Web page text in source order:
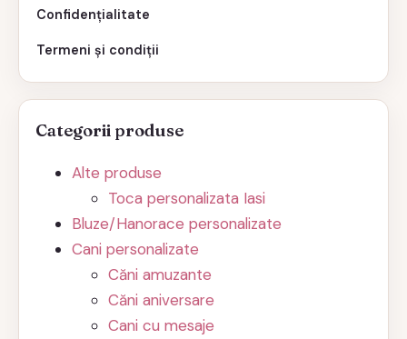
Confidențialitate
Termeni și condiții
Categorii produse
Alte produse
Toca personalizata Iasi
Bluze/Hanorace personalizate
Cani personalizate
Căni amuzante
Căni aniversare
Cani cu mesaje